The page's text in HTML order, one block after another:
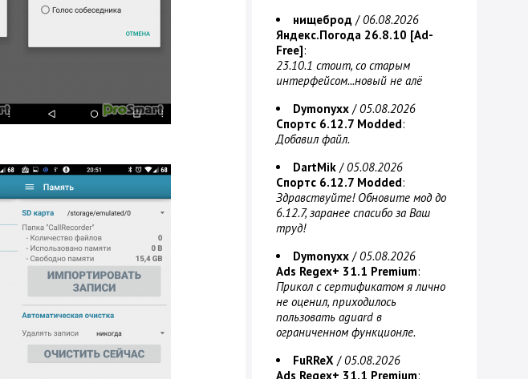
нищеброд /06.08.2026
Яндекс.Погода 26.8.10 [Ad-
Free]:
23.10.1 стоит, со старым
интерфейсом...новый не алё
Dymonyxx /05.08.2026
Спортс 6.12.7 Modded:
Добавил файл.
DartMik /05.08.2026
Спортс 6.12.7 Modded:
Здравствуйте! Обновите мод до
6.12.7, заранее спасибо за Ваш
труд!
Dymonyxx /05.08.2026
Ads Regex+ 31.1 Premium:
Прикол с сертификатом я лично
не оценил, приходилось
пользовать aguard в
ограниченном функционле.
FuRReX /05.08.2026
Ads Regex+ 31.1 Premium: